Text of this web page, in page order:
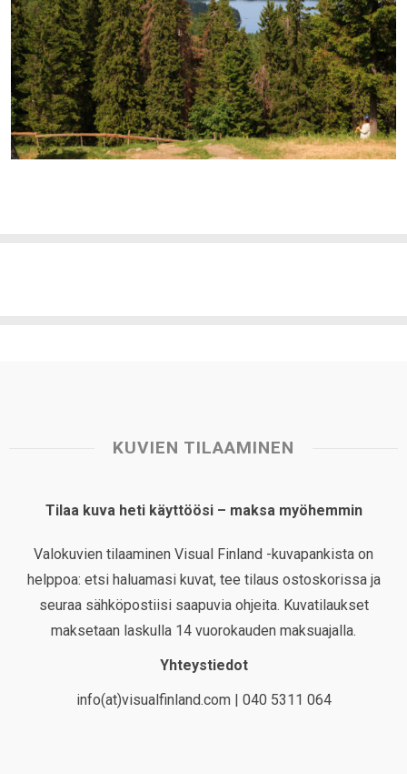
KUVIEN TILAAMINEN
Tilaa kuva heti käyttöösi – maksa myöhemmin
Valokuvien tilaaminen Visual Finland -kuvapankista on
helppoa: etsi haluamasi kuvat, tee tilaus ostoskorissa ja
seuraa sähköpostiisi saapuvia ohjeita. Kuvatilaukset
maksetaan laskulla 14 vuorokauden maksuajalla.
Yhteystiedot
info(at)visualfinland.com | 040 5311 064